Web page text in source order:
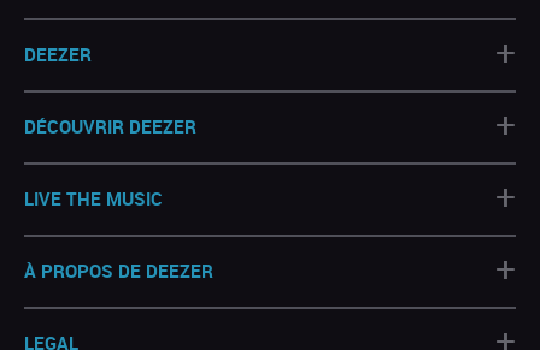
DEEZER +
DÉCOUVRIR DEEZER +
LIVE THE MUSIC +
À PROPOS DE DEEZER +
LEGAL +